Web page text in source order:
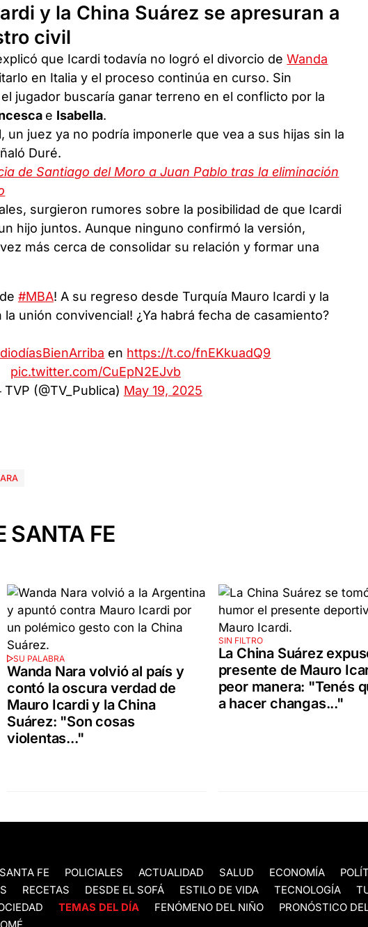
y la China Suárez se apresuran a
civil
que Icardi todavía no logró el divorcio deWanda
en Italia y el proceso continúa en curso. Sin
jugador buscaría ganar terreno en el conflicto por la
e Isabella.
un juez ya no podría imponerle que vea a sus hijas sin la
Duré.
de Santiago del Moro a Juan Pablo tras la eliminación
surgieron rumores sobre la posibilidad de que Icardi
hijo juntos. Aunque ninguno confirmó la versión,
más cerca de consolidar su relación y formar una
#MBA! A su regreso desde Turquía Mauro Icardi y la
la unión convivencial! ¿Ya habrá fecha de casamiento?
en https://t.co/fnEKkuadQ9
pic.twitter.com/CuEpN2EJvb
(@TV_Publica) May 19, 2025
SANTA FE
SU PALABRA
Wanda Nara volvió al país y
contó la oscura verdad de
Mauro Icardi y la China
Suárez: "Son cosas
violentas..."
SIN FILTRO
La China Suárez
presente de Mauro
peor manera: "Tenés
a hacer changas..."
SANTA FE POLICIALES ACTUALIDAD SALUD ECONOMÍA
RECETAS DESDE EL SOFÁ ESTILO DE VIDA TECNOLOGÍA
TEMAS DEL DÍA FENÓMENO DEL NIÑO PRONÓSTICO